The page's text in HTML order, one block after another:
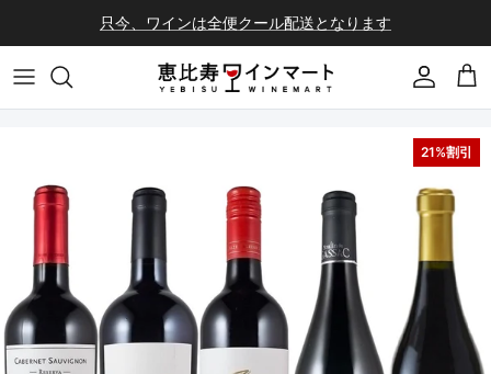
コンテンツへスキップ只今、ワインは全便クール配送となります
会員登
カ
21%割引